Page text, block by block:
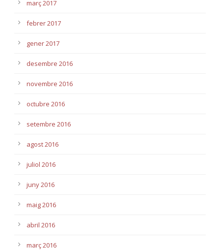
març 2017
febrer 2017
gener 2017
desembre 2016
novembre 2016
octubre 2016
setembre 2016
agost 2016
juliol 2016
juny 2016
maig 2016
abril 2016
març 2016